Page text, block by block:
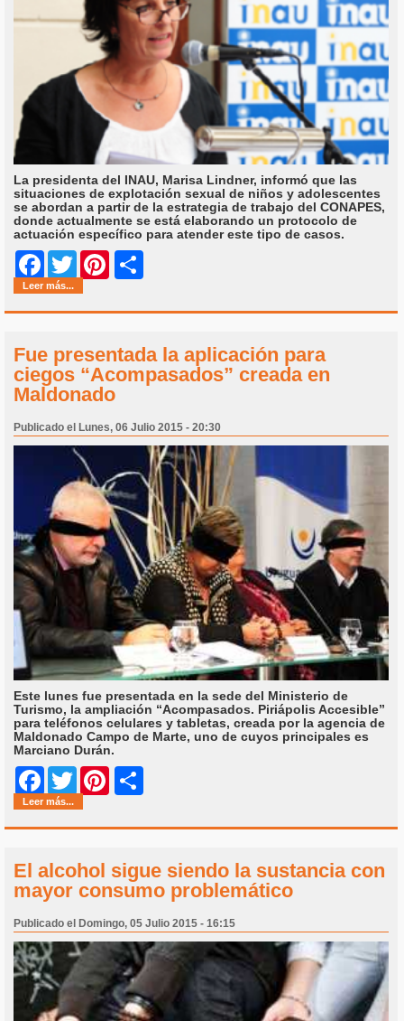
La presidenta del INAU, Marisa Lindner, informó que las
situaciones de explotación sexual de niños y adolescentes
se abordan a partir de la estrategia de trabajo del CONAPES,
donde actualmente se está elaborando un protocolo de
actuación específico para atender este tipo de casos.
Facebook
Twitter Pinterest
Leer más...
Fue presentada la aplicación para
ciegos “Acompasados” creada en
Maldonado
Publicado el Lunes, 06 Julio 2015 - 20:30
Este lunes fue presentada en la sede del Ministerio de
Turismo, la ampliación “Acompasados. Piriápolis Accesible”
para teléfonos celulares y tabletas, creada por la agencia de
Maldonado Campo de Marte, uno de cuyos principales es
Marciano Durán.
Facebook
Twitter Pinterest
Leer más...
El alcohol sigue siendo la sustancia con
mayor consumo problemático
Publicado el Domingo, 05 Julio 2015 - 16:15